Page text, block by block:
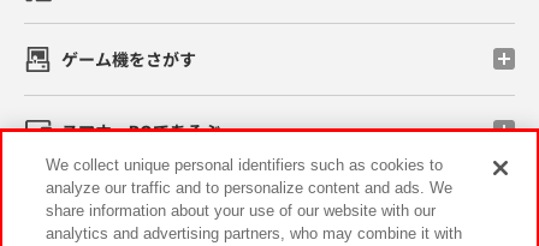
ゲーム機をさがす
スマホ・PCであそぶ
イベント・キャンペーン
We collect unique personal identifiers such as cookies to
analyze our traffic and to personalize content and ads. We
share information about your use of our website with our
analytics and advertising partners, who may combine it with